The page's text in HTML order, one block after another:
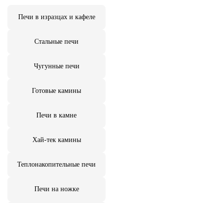
Печи в изразцах и кафеле
Стальные печи
Чугунные печи
Готовые камины
Печи в камне
Хай-тек камины
Теплонакопительные печи
Печи на ножке